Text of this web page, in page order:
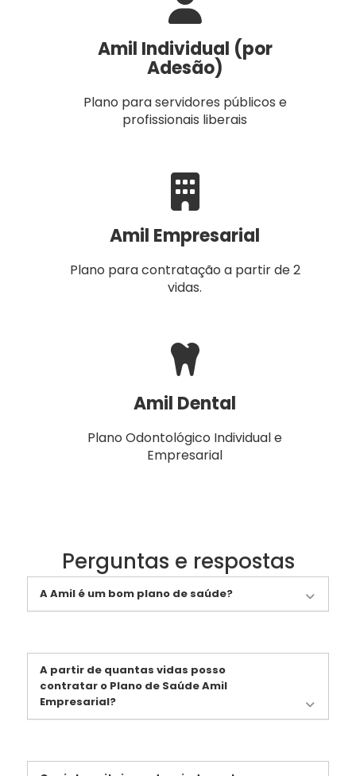
Amil Individual (por
Adesão)
Plano para servidores públicos e
profissionais liberais
Amil Empresarial
Plano para contratação a partir de 2
vidas.
Amil Dental
Plano Odontológico Individual e
Empresarial
Perguntas e respostas
A Amil é um bom plano de saúde?
A partir de quantas vidas posso
contratar o Plano de Saúde Amil
Empresarial?